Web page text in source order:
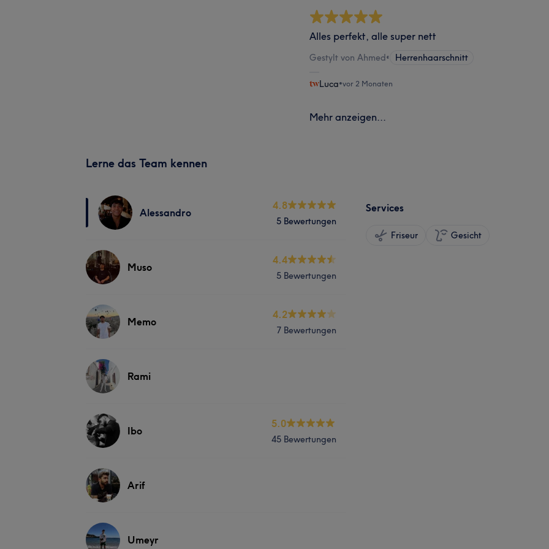
Alles perfekt, alle super nett
Gestylt von Ahmed• Herrenhaarschnitt
Luca•vor 2 Monaten
Mehr anzeigen...
Lerne das Team kennen
Alessandro
4.8
5 Bewertungen
Muso
4.4
5 Bewertungen
Memo
4.2
7 Bewertungen
Rami
Ibo
5.0
45 Bewertungen
Arif
Umeyr
Services
Friseur Gesicht